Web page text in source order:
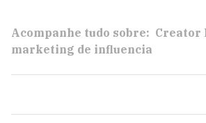
Acompanhe tudo sobre: Creator
marketing de influencia